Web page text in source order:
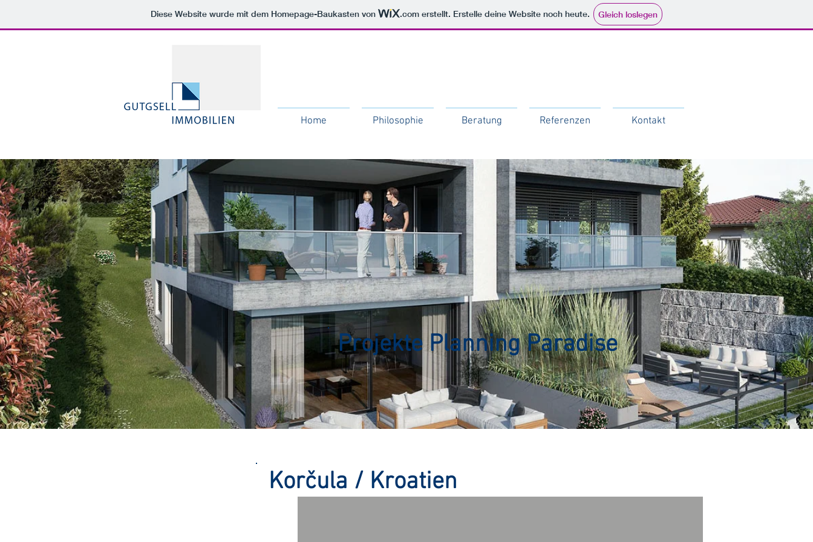
Diese Website wurde mit dem Homepage-Baukasten von .com erstellt. Erstelle deine Website noch heute. Gleich loslegen
Home Philosophie Beratung Referenzen Kontakt
Projekte Planning Paradise
Korčula / Kroatien